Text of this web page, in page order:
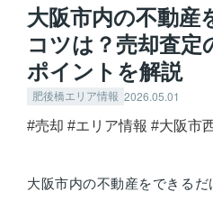
大阪市内の不動産
コツは？売却査定
ポイントを解説
肥後橋エリア情報 2026.05.01
#売却 #エリア情報 #大阪市
大阪市内の不動産をできる